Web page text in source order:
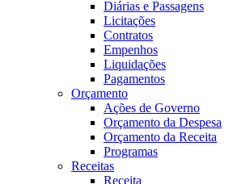
Diárias e Passagens
Licitações
Contratos
Empenhos
Liquidações
Pagamentos
Orçamento
Ações de Governo
Orçamento da Despesa
Orçamento da Receita
Programas
Receitas
Receita